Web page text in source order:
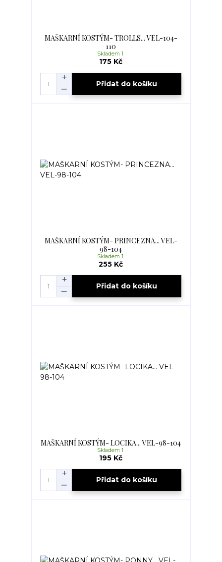
MAŠKARNÍ KOSTÝM- TROLLS... VEL-104-
110
175 Kč
Skladem 1
Přidat do košíku
MAŠKARNÍ KOSTÝM- PRINCEZNA... VEL-
98-104
255 Kč
Skladem 1
Přidat do košíku
MAŠKARNÍ KOSTÝM- LOCIKA... VEL-98-104
195 Kč
Skladem 1
Přidat do košíku